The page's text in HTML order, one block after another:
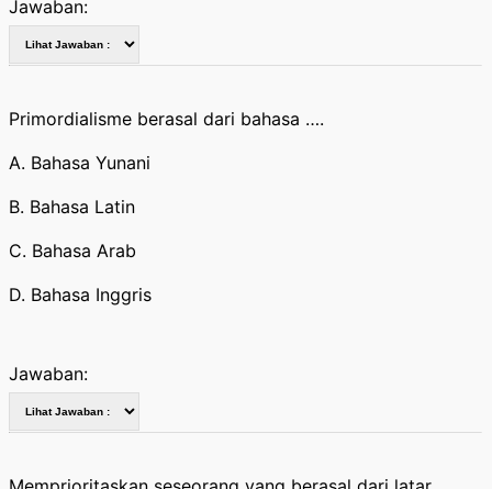
Jawaban:
Primordialisme berasal dari bahasa ….
A. Bahasa Yunani
B. Bahasa Latin
C. Bahasa Arab
D. Bahasa Inggris
Jawaban: